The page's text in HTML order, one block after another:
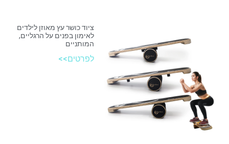
ציוד כושר עץ מאוזן לילדים
לאימון בפנים על הרגליים,
המותניים
לפרטים>>